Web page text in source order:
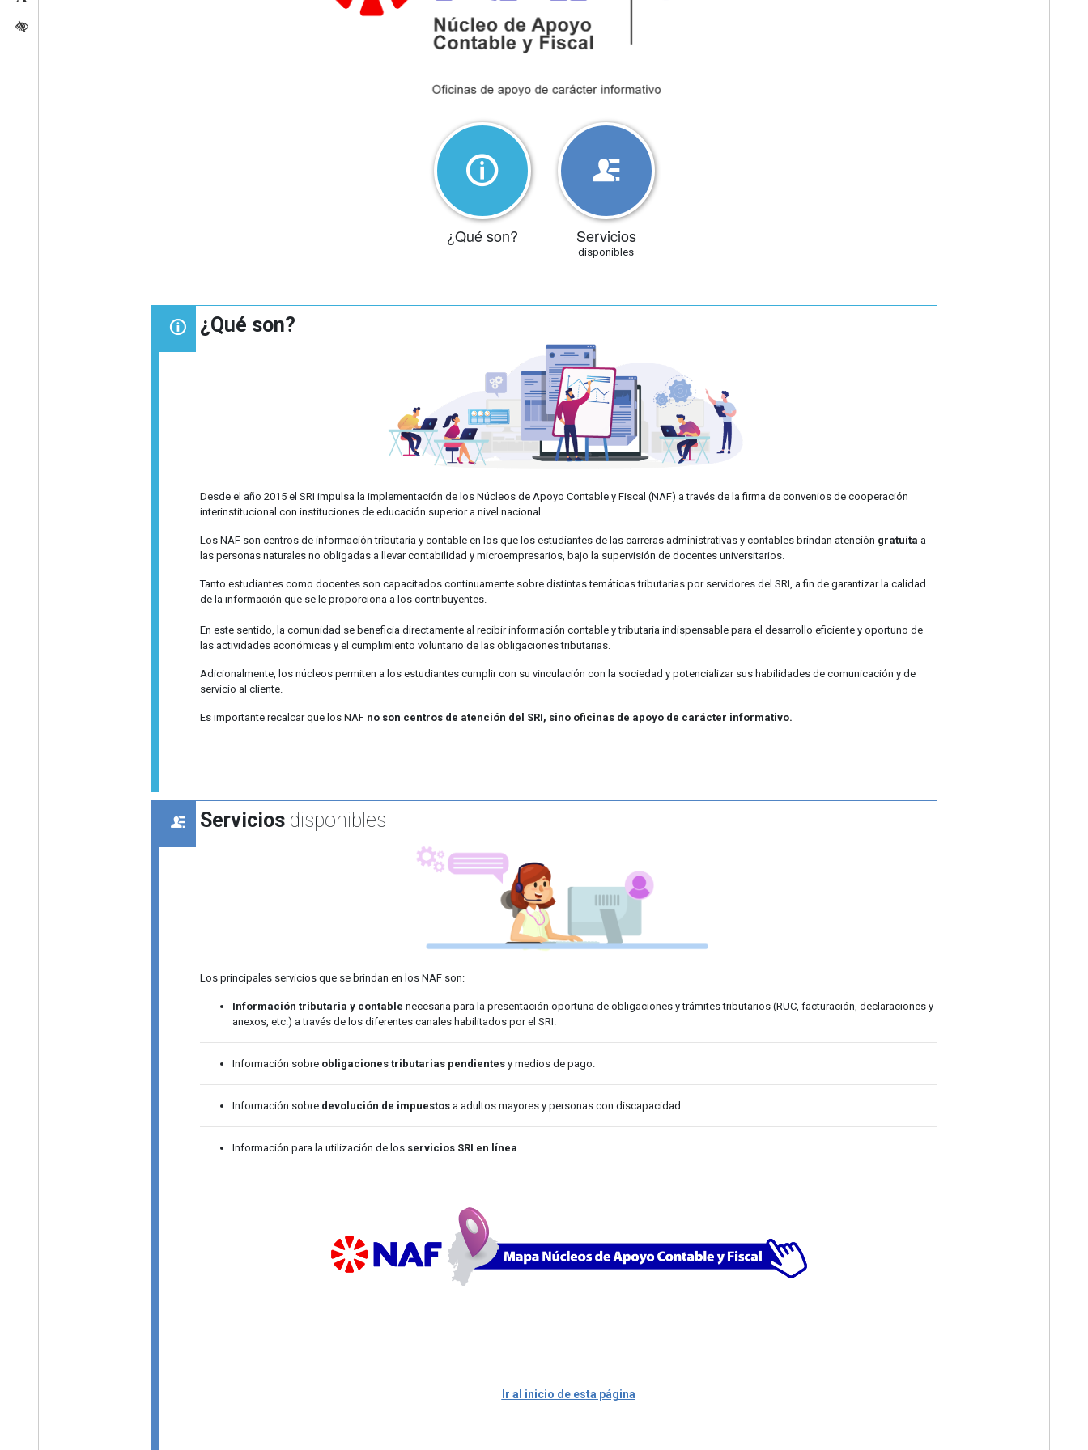
Activar/quitar contraste
¿Qué son? Servicios
disponibles
¿Qué son?
Desde el año 2015 el SRI impulsa la implementación de los Núcleos de Apoyo Contable y Fiscal (NAF) a través de la firma de convenios de cooperación
interinstitucional con instituciones de educación superior a nivel nacional.
Los NAF son centros de información tributaria y contable en los que los estudiantes de las carreras administrativas y contables brindan atención gratuita a
las personas naturales no obligadas a llevar contabilidad y microempresarios, bajo la supervisión de docentes universitarios.
Tanto estudiantes como docentes son capacitados continuamente sobre distintas temáticas tributarias por servidores del SRI, a fin de garantizar la calidad
de la información que se le proporciona a los contribuyentes.
En este sentido, la comunidad se beneficia directamente al recibir información contable y tributaria indispensable para el desarrollo eficiente y oportuno de
las actividades económicas y el cumplimiento voluntario de las obligaciones tributarias.
Adicionalmente, los núcleos permiten a los estudiantes cumplir con su vinculación con la sociedad y potencializar sus habilidades de comunicación y de
servicio al cliente.
Es importante recalcar que los NAF no son centros de atención del SRI, sino oficinas de apoyo de carácter informativo.
Servicios disponibles
Los principales servicios que se brindan en los NAF son:
Información tributaria y contable necesaria para la presentación oportuna de obligaciones y trámites tributarios (RUC, facturación, declaraciones y
anexos, etc.) a través de los diferentes canales habilitados por el SRI.
Información sobre obligaciones tributarias pendientes y medios de pago.
Información sobre devolución de impuestos a adultos mayores y personas con discapacidad.
Información para la utilización de los servicios SRI en línea
Ir al inicio de esta página